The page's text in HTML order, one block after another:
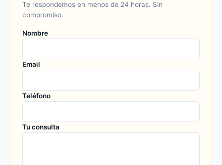
Te respondemos en menos de 24 horas. Sin
compromiso.
Nombre
Email
Teléfono
Tu consulta